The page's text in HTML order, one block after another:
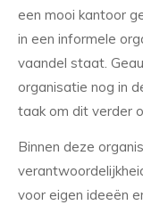
een mooi kantoor
in een informele
vaandel staat.
organisatie nog in
taak om dit verder
Binnen deze
voor eigen ideeën